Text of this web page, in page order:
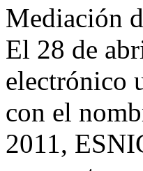
Mediación
El 28 de
electrónico
con el
2011,